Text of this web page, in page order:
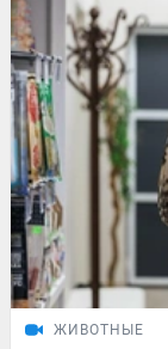
ЖИВОТНЫЕ